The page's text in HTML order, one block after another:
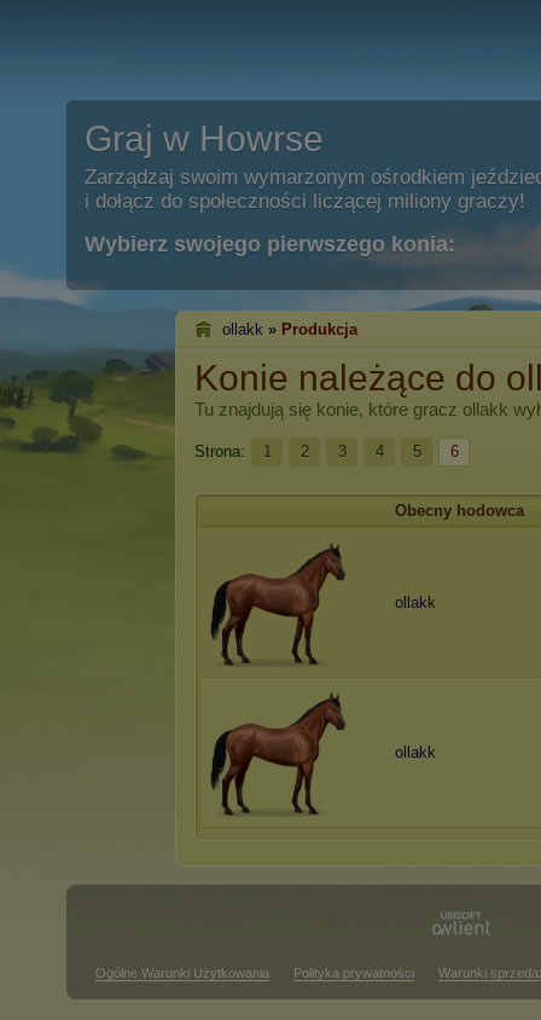
Graj w Howrse
Zarządzaj swoim wymarzonym ośrodkiem
i dołącz do społeczności liczącej miliony graczy!
Wybierz swojego pierwszego konia:
ollakk » Produkcja
Konie należące do
Tu znajdują się konie, które gracz ollakk
Strona: 1 2 3 4 5 6
Obecny hodowca
ollakk
ollakk
Ogólne Warunki Użytkowania Polityka prywatności Warunki